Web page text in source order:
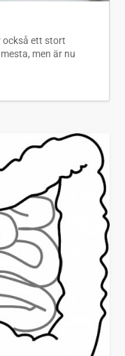
också ett stort
men är nu